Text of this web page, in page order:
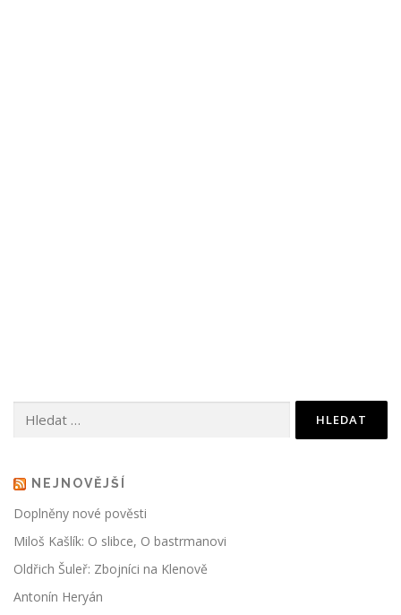
NEJNOVĚJŠÍ
Doplněny nové pověsti
Miloš Kašlík: O slibce, O bastrmanovi
Oldřich Šuleř: Zbojníci na Klenově
Antonín Heryán